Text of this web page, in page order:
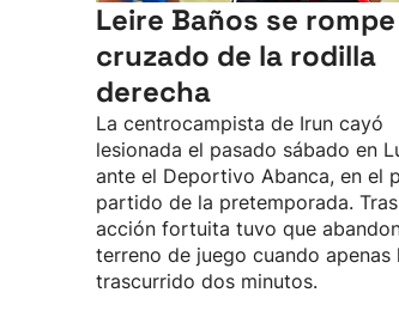
Leire Baños se
cruzado de la rodilla
derecha
La centrocampista de Irun cayó
lesionada el pasado sábado en
ante el Deportivo Abanca, en el
partido de la pretemporada.
acción fortuita tuvo que
terreno de juego cuando apenas
trascurrido dos minutos.